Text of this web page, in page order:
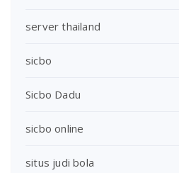
server thailand
sicbo
Sicbo Dadu
sicbo online
situs judi bola